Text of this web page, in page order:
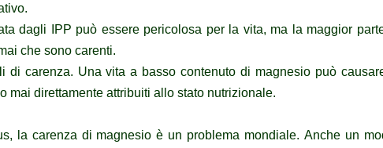
dagli IPP può essere pericolosa per la vita, ma la maggior
che sono carenti.
di carenza. Una vita a basso contenuto di magnesio può
mai direttamente attribuiti allo stato nutrizionale.
la carenza di magnesio è un problema mondiale.Anche un